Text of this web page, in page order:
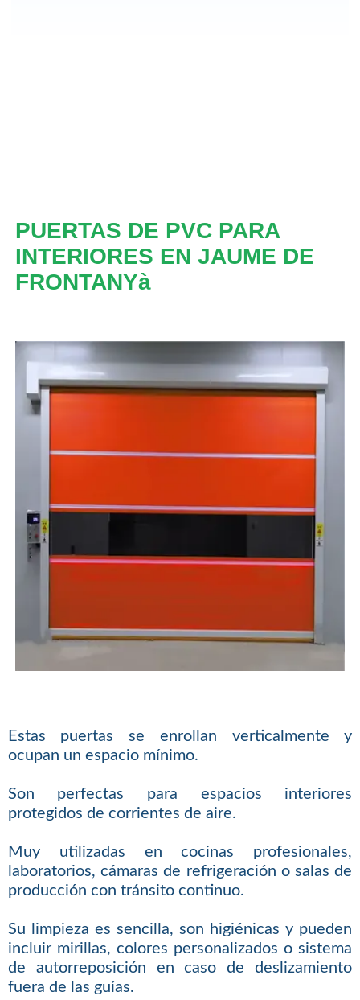
PUERTAS DE PVC PARA
INTERIORES EN JAUME DE
FRONTANYà
Estas puertas se enrollan verticalmente y
ocupan un espacio mínimo.
Son perfectas para espacios interiores
protegidos de corrientes de aire.
Muy utilizadas en cocinas profesionales,
laboratorios, cámaras de refrigeración o salas de
producción con tránsito continuo.
Su limpieza es sencilla, son higiénicas y pueden
incluir mirillas, colores personalizados o sistema
de autorreposición en caso de deslizamiento
fuera de las guías.